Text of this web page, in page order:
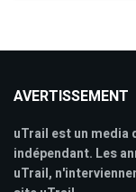
AVERTISSEMENT
uTrail est un media
indépendant. Les
uTrail,